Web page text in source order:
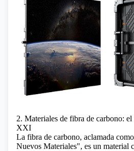
2. Materiales de fibra de carbono:
XXI
La fibra de carbono, aclamada
Nuevos Materiales", es un material